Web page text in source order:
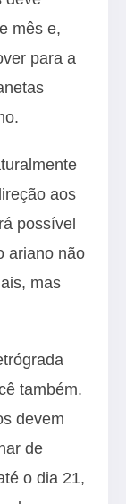
mês e,
para a
aos
possível
ariano não
mas
também.
devem
de
o dia 21,